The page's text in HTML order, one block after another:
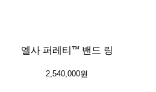
엘사 퍼레티™ 밴드 링
2,540,000원